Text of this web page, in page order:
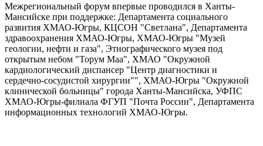
Межрегиональный форум впервые проводился в Ханты-
Мансийске при поддержке: Департамента социального
развития ХМАО-Югры, КЦСОН "Светлана", Департамента
здравоохранения ХМАО-Югры, ХМАО-Югры "Музей
геологии, нефти и газа", Этнографического музея под
открытым небом "Торум Маа", ХМАО "Окружной
кардиологический диспансер "Центр диагностики и
сердечно-сосудистой хирургии"", ХМАО-Югры "Окружной
клинической больницы" города Ханты-Мансийска, УФПС
ХМАО-Югры-филиала ФГУП "Почта России", Департамента
информационных технологий ХМАО-Югры.